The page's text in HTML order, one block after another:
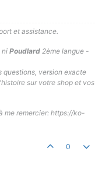
et assistance.
, ni Poudlard 2ème langue -
questions, version exacte
sur votre shop et vos
me remercier: https://ko-
0